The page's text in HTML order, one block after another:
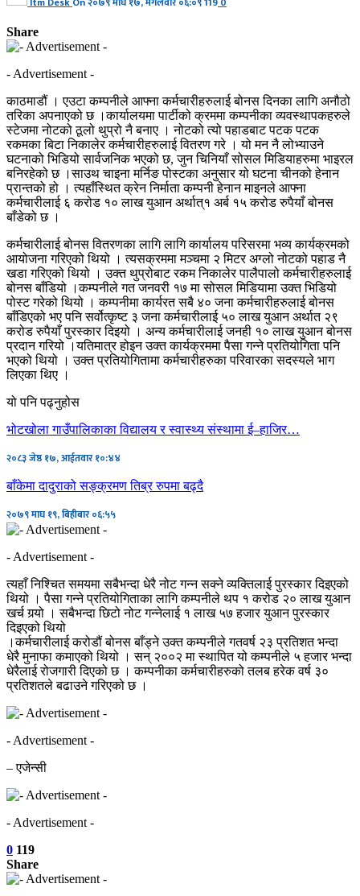
Share
- Advertisement -
काठमाडौं । एउटा कम्पनीले आफ्ना कर्मचारीहरुलाई बोनस दिनका लागि अनौठो
तरिका अपनाएको छ ।कार्यालयमा पार्टीको क्रममा कम्पनीका व्यवस्थापकहरुले
स्टेजमा नोटको ठूलो थुप्रो नै बनाए । नोटको त्यो पहाडबाट पटक पटक
रकमका बिटा निकालेर कर्मचारीहरुलाई वितरण गरे । यो मन नै लोभ्याउने
घटनाको भिडियो सार्वजनिक भएको छ, जुन चिनियाँ सोसल मिडियाहरुमा भाइरल
बनिरहेको छ ।साउथ चाइना मर्निङ पोस्टका अनुसार यो घटना चीनको हेनान
प्रान्तको हो । त्यहाँस्थित क्रेन निर्माता कम्पनी हेनान माइनले आफ्ना
कर्मचारीलाई ६ करोड १० लाख युआन अर्थात्१ अर्ब १५ करोड रुपैयाँ बोनस
बाँडेको छ ।
कर्मचारीलाई बोनस वितरणका लागि लागि कार्यालय परिसरमा भव्य कार्यक्रमको
आयोजना गरिएको थियो । त्यसक्रममा मञ्चमा २ मिटर अग्लो नोटको पहाड नै
खडा गरिएको थियो । उक्त थुप्रोबाट रकम निकालेर पालैपालो कर्मचारीहरुलाई
बोनस बाँडियो ।कम्पनीले गत जनवरी १७ मा सोसल मिडियामा उक्त भिडियो
पोस्ट गरेको थियो । कम्पनीमा कार्यरत सबै ४० जना कर्मचारीहरुलाई बोनस
बाँडिएको भए पनि सर्वोत्कृष्ट ३ जना कर्मचारीलाई ५० लाख युआन अर्थात २९
करोड रुपैयाँ पुरस्कार दिइयो । अन्य कर्मचारीलाई जनही १० लाख युआन बोनस
प्रदान गरियो ।यतिमात्र होइन उक्त कार्यक्रममा पैसा गन्ने प्रतियोगिता पनि
भएको थियो । उक्त प्रतियोगितामा कर्मचारीहरुका परिवारका सदस्यले भाग
लिएका थिए ।
यो पनि पढ्नुहोस
भोटखोला गाउँपालिकाका विद्यालय र स्वास्थ्य संस्थामा ई–हाजिर…
२०८३ जेष्ठ १७, आईतवार १०:४४
बाँकेमा दादुराको सङ्क्रमण तिब्र रुपमा बढ्दै
२०७९ माघ १९, बिहीबार ०६:५५
- Advertisement -
त्यहाँ निश्चित समयमा सबैभन्दा धेरै नोट गन्न सक्ने व्यक्तिलाई पुरस्कार दिइएको
थियो । पैसा गन्ने प्रतियोगिताका लागि कम्पनीले थप १ करोड २० लाख युआन
खर्च गर्‍यो । सबैभन्दा छिटो नोट गन्नेलाई १ लाख ५७ हजार युआन पुरस्कार
दिइएको थियो
।कर्मचारीलाई करोडौं बोनस बाँड्ने उक्त कम्पनीले गतवर्ष २३ प्रतिशत भन्दा
धेरै मुनाफा कमाएको थियो । सन् २००२ मा स्थापित यो कम्पनीले ५ हजार भन्दा
धेरैलाई रोजगारी दिएको छ । कम्पनीका कर्मचारीहरुको तलब हरेक वर्ष ३०
प्रतिशतले बढाउने गरिएको छ ।
- Advertisement -
– एजेन्सी
- Advertisement -
0 119
Share